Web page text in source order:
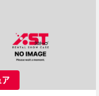
ア